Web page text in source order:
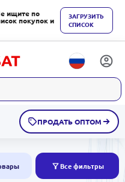
ищите по
покупок и
ЗАГРУЗИТЬ
СПИСОК
ПРОДАТЬ ОПТОМ
Все фильтры